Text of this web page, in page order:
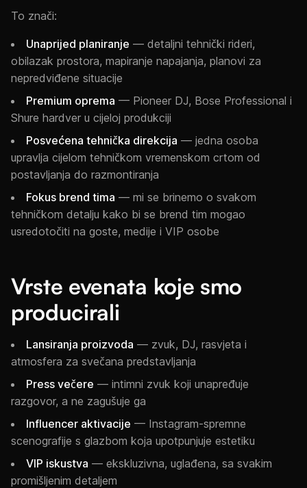
To znači:
Unaprijed planiranje — detaljni tehnički rideri,
obilazak prostora, mapiranje napajanja, planovi za
nepredviđene situacije
Premium oprema — Pioneer DJ, Bose Professional i
Shure hardver u cijeloj produkciji
Posvećena tehnička direkcija — jedna osoba
upravlja cijelom tehničkom vremenskom crtom od
postavljanja do razmontiranja
Fokus brend tima — mi se brinemo o svakom
tehničkom detalju kako bi se brend tim mogao
usredotočiti na goste, medije i VIP osobe
Vrste evenata koje smo
producirali
Lansiranja proizvoda — zvuk, DJ, rasvjeta i
atmosfera za svečana predstavljanja
Press večere — intimni zvuk koji unapređuje
razgovor, a ne zagušuje ga
Influencer aktivacije — Instagram-spremne
scenografije s glazbom koja upotpunjuje estetiku
VIP iskustva — ekskluzivna, uglađena, sa svakim
promišljenim detaljem